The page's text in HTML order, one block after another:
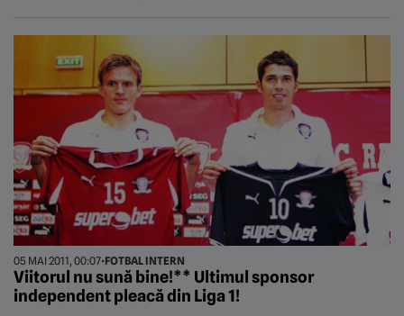
05 MAI 2011, 00:07•FOTBAL INTERN
Viitorul nu sună bine!** Ultimul sponsor
independent pleacă din Liga 1!